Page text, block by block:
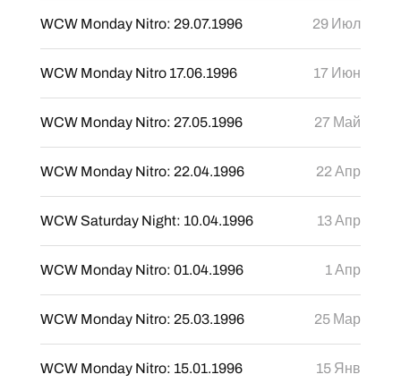
WCW Monday Nitro: 29.07.1996 29 Июл
WCW Monday Nitro 17.06.1996 17 Июн
WCW Monday Nitro: 27.05.1996 27 Май
WCW Monday Nitro: 22.04.1996 22 Апр
WCW Saturday Night: 10.04.1996 13 Апр
WCW Monday Nitro: 01.04.1996 1 Апр
WCW Monday Nitro: 25.03.1996 25 Мар
WCW Monday Nitro: 15.01.1996 15 Янв